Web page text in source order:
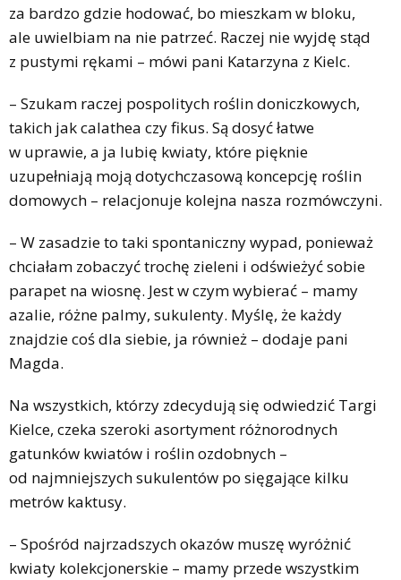
za bardzo gdzie hodować, bo mieszkam w bloku,
ale uwielbiam na nie patrzeć. Raczej nie wyjdę stąd
z pustymi rękami – mówi pani Katarzyna z Kielc.
– Szukam raczej pospolitych roślin doniczkowych,
takich jak calathea czy fikus. Są dosyć łatwe
w uprawie, a ja lubię kwiaty, które pięknie
uzupełniają moją dotychczasową koncepcję roślin
domowych – relacjonuje kolejna nasza rozmówczyni.
– W zasadzie to taki spontaniczny wypad, ponieważ
chciałam zobaczyć trochę zieleni i odświeżyć sobie
parapet na wiosnę. Jest w czym wybierać – mamy
azalie, różne palmy, sukulenty. Myślę, że każdy
znajdzie coś dla siebie, ja również – dodaje pani
Magda.
Na wszystkich, którzy zdecydują się odwiedzić Targi
Kielce, czeka szeroki asortyment różnorodnych
gatunków kwiatów i roślin ozdobnych –
od najmniejszych sukulentów po sięgające kilku
metrów kaktusy.
– Spośród najrzadszych okazów muszę wyróżnić
kwiaty kolekcjonerskie – mamy przede wszystkim